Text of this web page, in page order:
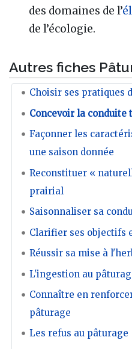
des domaines de l’
de l’écologie.
Autres fiches
Choisir ses pratiques
Concevoir la conduite
Façonner les
une saison donnée
Reconstituer «
prairial
Saisonnaliser sa
Clarifier ses objectifs
Réussir sa mise à
L'ingestion au
Connaître en
pâturage
Les refus au pâturage